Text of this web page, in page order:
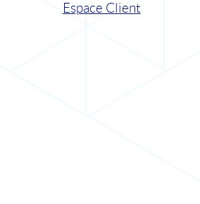
Espace Client